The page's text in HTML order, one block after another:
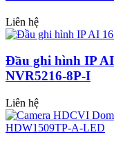
Liên hệ
Đầu ghi hình IP
NVR5216-8P-I
Liên hệ